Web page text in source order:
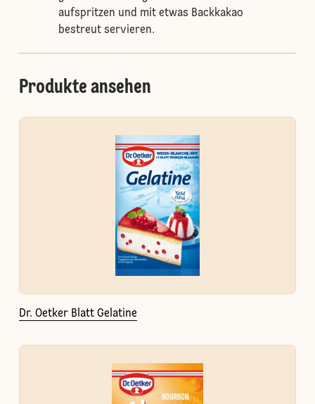
aufspritzen und mit etwas Backkakao
bestreut servieren.
Produkte ansehen
Dr. Oetker Blatt Gelatine